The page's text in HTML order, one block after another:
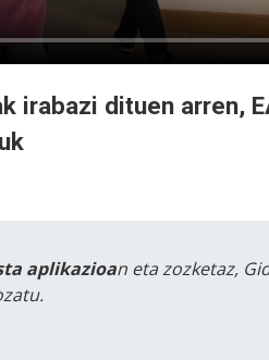
irabazi dituen arren,
aplikazioan eta zozketaz,